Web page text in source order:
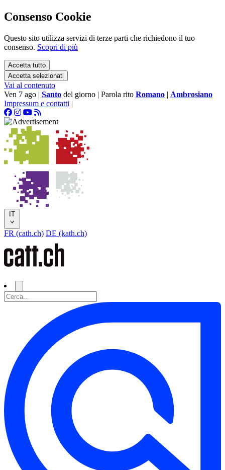
Consenso Cookie
Questo sito utilizza servizi di terze parti che richiedono il tuo
consenso. Scopri di più
Accetta tutto
Accetta selezionati
Vai al contenuto
Ven 7 ago | Santo del giorno | Parola rito Romano | Ambrosiano
Impressum e contatti |
IT
FR (cath.ch) DE (kath.ch)